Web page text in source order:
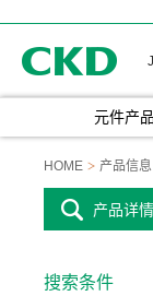
元件产
HOME 产品信息
产品详情
搜索条件